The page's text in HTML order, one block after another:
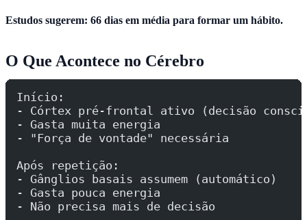
Estudos sugerem: 66 dias em média para formar um hábito.
O Que Acontece no Cérebro
Início:
- Córtex pré-frontal ativo (decisão
- Gasta muita energia
- "Força de vontade" necessária
Após repetição:
- Gânglios basais assumem (automático)
- Gasta pouca energia
- Não precisa mais de decisão